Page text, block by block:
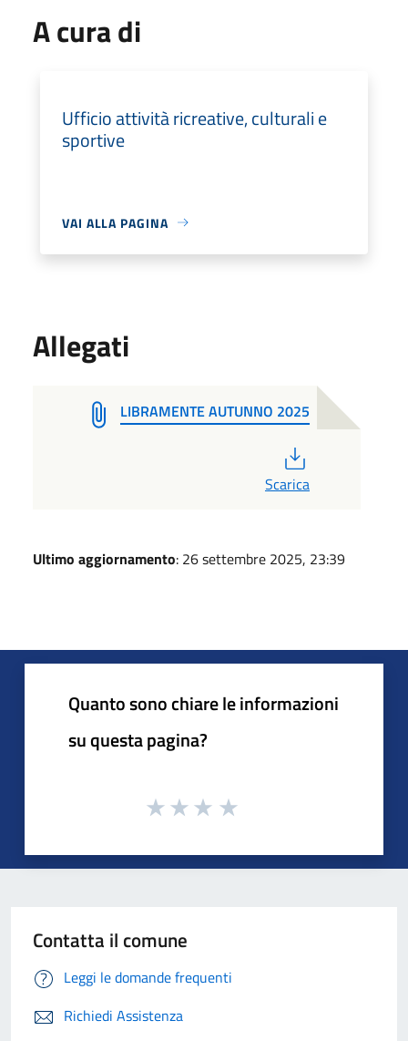
A cura di
Ufficio attività ricreative, culturali e
sportive
VAI ALLA PAGINA
Allegati
LIBRAMENTE AUTUNNO 2025
Scarica
Ultimo aggiornamento: 26 settembre 2025, 23:39
Quanto sono chiare le informazioni
su questa pagina?
Contatta il comune
Leggi le domande frequenti
Richiedi Assistenza